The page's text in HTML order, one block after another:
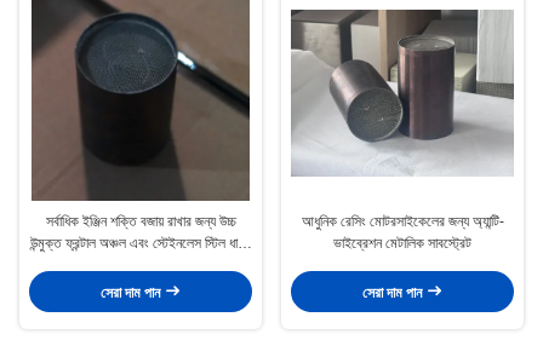
সর্বাধিক ইঞ্জিন শক্তি বজায় রাখার জন্য উচ্চ
উন্মুক্ত ফ্রন্টাল অঞ্চল এবং স্টেইনলেস স্টিল ধাতব
সেরা দাম পান
আধুনিক রেসিং মোটরসাইকেলের জন্য অ্যান্টি-
ভাইব্রেশন মেটালিক সাবস্ট্রেট
সেরা দাম পান